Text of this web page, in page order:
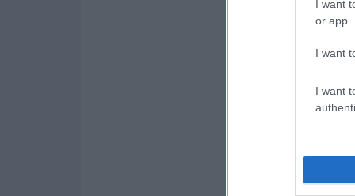
I want
or app.
I want
I want